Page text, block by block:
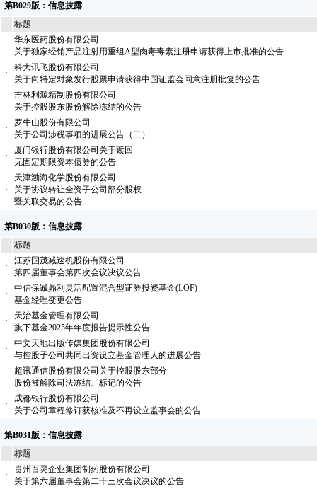
第B029版：信息披露
标题
·
华东医药股份有限公司
关于独家经销产品注射用重组A型肉毒毒素注册申请获得上市批准的公告
·
科大讯飞股份有限公司
关于向特定对象发行股票申请获得中国证监会同意注册批复的公告
·
吉林利源精制股份有限公司
关于控股股东股份解除冻结的公告
·
罗牛山股份有限公司
关于公司涉税事项的进展公告（二）
·
厦门银行股份有限公司关于赎回
无固定期限资本债券的公告
·
天津渤海化学股份有限公司
关于协议转让全资子公司部分股权
暨关联交易的公告
第B030版：信息披露
标题
·
江苏国茂减速机股份有限公司
第四届董事会第四次会议决议公告
·
中信保诚鼎利灵活配置混合型证券投资基金(LOF)
基金经理变更公告
·
天治基金管理有限公司
旗下基金2025年年度报告提示性公告
·
中文天地出版传媒集团股份有限公司
与控股子公司共同出资设立基金管理人的进展公告
·
超讯通信股份有限公司关于控股股东部分
股份被解除司法冻结、标记的公告
·
成都银行股份有限公司
关于公司章程修订获核准及不再设立监事会的公告
第B031版：信息披露
标题
·
贵州百灵企业集团制药股份有限公司
关于第六届董事会第二十三次会议决议的公告